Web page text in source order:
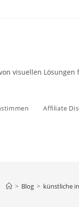
visuellen
Affiliate
> Blog > künstliche